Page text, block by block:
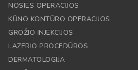
NOSIES OPERACIJOS
KŪNO KONTŪRO OPERACIJOS
GROŽIO INJEKCIJOS
LAZERIO PROCEDŪROS
DERMATOLOGIJA